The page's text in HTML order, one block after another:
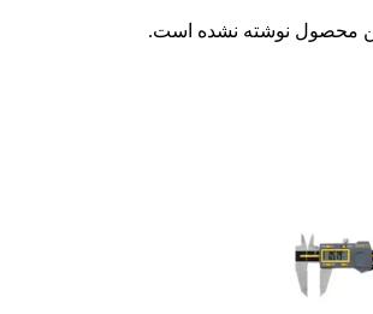
محصول نوشته نشده است.